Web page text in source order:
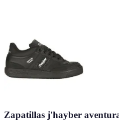
Zapatillas j'hayber